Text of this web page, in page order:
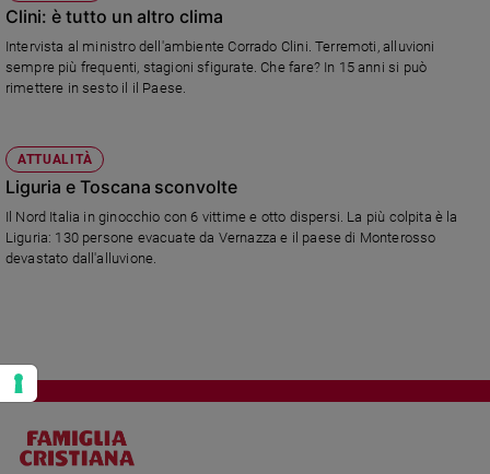
Policy
Chi
Contatti
Pubblicità
Social
Clini: è tutto un altro clima
Intervista al ministro dell'ambiente Corrado Clini. Terremoti, alluvioni
sempre più frequenti, stagioni sfigurate. Che fare? In 15 anni si può
rimettere in sesto il il Paese.
ATTUALITÀ
Liguria e Toscana sconvolte
Il Nord Italia in ginocchio con 6 vittime e otto dispersi. La più colpita è la
Liguria: 130 persone evacuate da Vernazza e il paese di Monterosso
devastato dall'alluvione.